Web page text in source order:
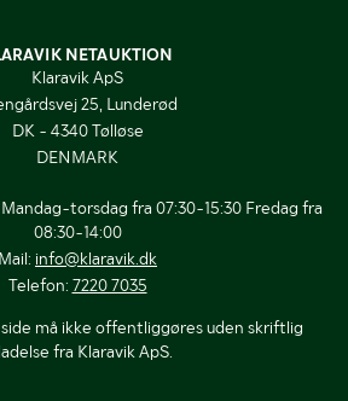
NETAUKTION
Klaravik ApS
25, Lunderød
DK - 4340 Tølløse
DENMARK
torsdag fra 07:30-15:30 Fredag fra
08:30-14:00
Mail: info@klaravik.dk
Telefon: 7220 7035
må ikke offentliggøres uden skriftlig
fra Klaravik ApS.